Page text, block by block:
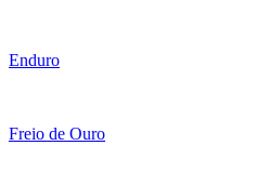
Enduro
Freio de Ouro